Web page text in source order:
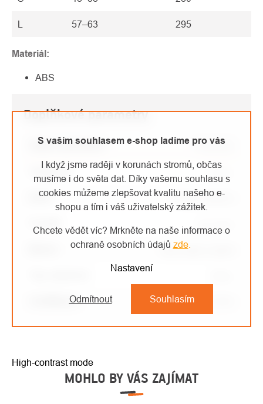
S vaším souhlasem e-shop ladíme pro vás
I když jsme raději v korunách stromů, občas
musíme i do světa dat. Díky vašemu souhlasu s
cookies můžeme zlepšovat kvalitu našeho e-
shopu a tím i váš uživatelský zážitek.
Chcete vědět víc? Mrkněte na naše informace o
ochraně osobních údajů zde.
Nastavení
Odmítnout Souhlasím
57–63 295
Materiál:
ABS
Doplňkové parametry
Název parametru Parametr
Kategorie:
EAN: Zvolte variantu
bílá,šedá
Certifikace: EN 12492
High-contrast mode
MOHLO BY VÁS ZAJÍMAT